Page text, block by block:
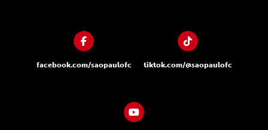
facebook.com/saopaulofc tiktok.com/@saopaulofc